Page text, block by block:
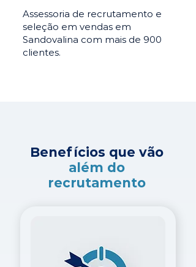
Assessoria de recrutamento e
seleção em vendas em
Sandovalina com mais de 900
clientes.
Benefícios que vão
além do
recrutamento